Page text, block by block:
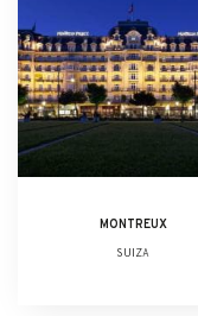
MONTREUX
SUIZA